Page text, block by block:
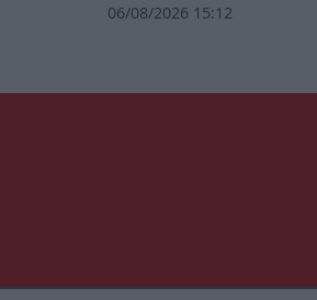
06/08/2026 15:12